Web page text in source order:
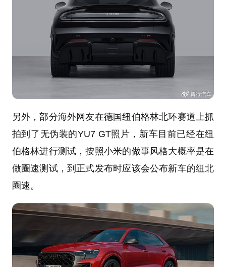
另外，部分海外网友在德国纽伯格林北环赛道上抓
拍到了无伪装的YU7 GT照片，新车目前已经在纽
伯格林进行测试，按照小米的做事风格大概率是在
做圈速测试，到正式发布时应该会公布新车的纽北
圈速。